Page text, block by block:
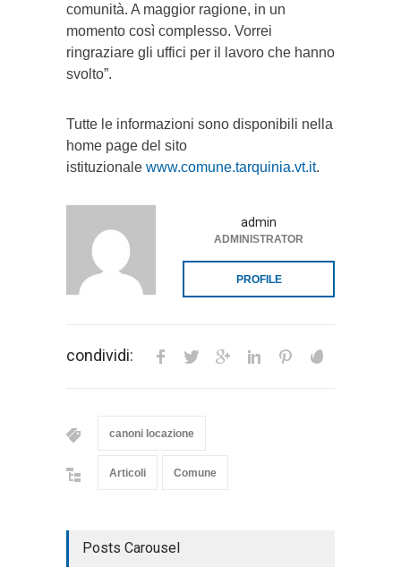
comunità. A maggior ragione, in un
momento così complesso. Vorrei
ringraziare gli uffici per il lavoro che hanno
svolto”.
Tutte le informazioni sono disponibili nella
home page del sito
istituzionale www.comune.tarquinia.vt.it.
admin
ADMINISTRATOR
PROFILE
condividi:
canoni locazione
Articoli Comune
Posts Carousel